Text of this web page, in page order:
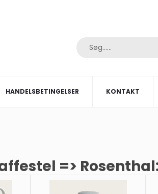
HANDELSBETINGELSER KONTAKT
=>